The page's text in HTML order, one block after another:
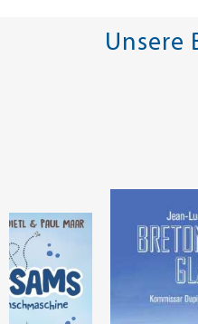
Unsere